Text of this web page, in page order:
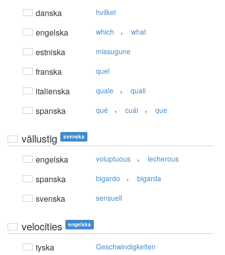
danska hvilket
engelska which , what
estniska missugune
franska quel
italienska quale , quali
spanska qué , cuál , que
vällustig svenska
engelska voluptuous , lecherous
spanska bigardo , bigarda
svenska sensuell
velocities engelska
tyska Geschwindigkeiten